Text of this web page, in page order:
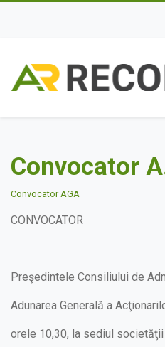
Convocator
Convocator AGA
CONVOCATOR
Preşedintele Consiliului de
Adunarea Generală a
orele 10,30, la sediul societăţii